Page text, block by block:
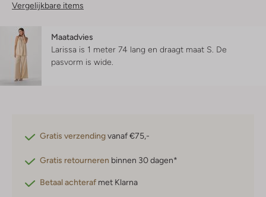
Vergelijkbare items
Maatadvies
Larissa is 1 meter 74 lang en draagt maat S. De
pasvorm is wide
Gratis verzendingvanaf €75,-
Gratis retourneren binnen 30 dagen*
Betaal achteraf met Klarna